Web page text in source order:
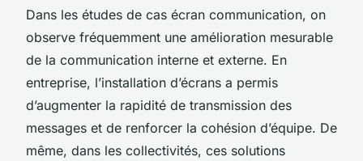
Dans les études de cas écran communication, on
observe fréquemment une amélioration mesurable
de la communication interne et externe. En
entreprise, l’installation d’écrans a permis
d’augmenter la rapidité de transmission des
messages et de renforcer la cohésion d’équipe. De
même, dans les collectivités, ces solutions